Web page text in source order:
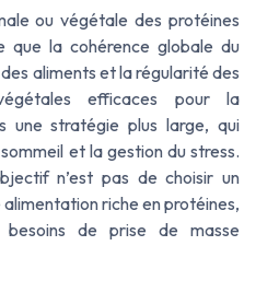
ou végétale des protéines
que la cohérence globale du
aliments et la régularité des
efficaces pour la
une stratégie plus large, qui
et la gestion du stress.
n’est pas de choisir un
riche en protéines,
de prise de masse